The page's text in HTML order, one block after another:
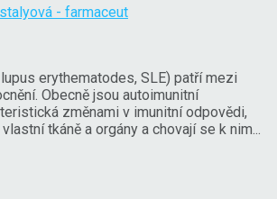
- farmaceut
erythematodes, SLE) patří mezi
Obecně jsou autoimunitní
změnami v imunitní odpovědi,
tkáně a orgány a chovají se k nim...